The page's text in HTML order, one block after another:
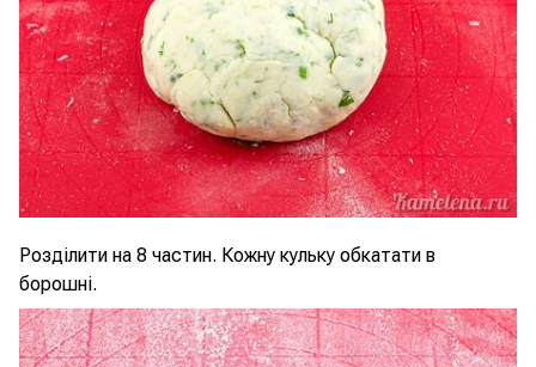
Розділити на 8 частин. Кожну кульку обкатати в
борошні.